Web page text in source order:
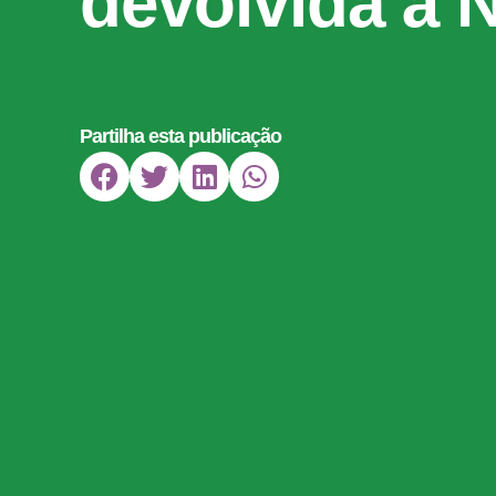
Partilha esta publicação